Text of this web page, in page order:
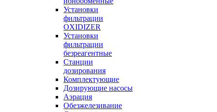
Установки
фильтрации
OXIDIZER
Установки
фильтрации
безреагентные
Станции
дозирования
Комплектующие
Дозирующие насосы
Аэрация
Обезжелезивание